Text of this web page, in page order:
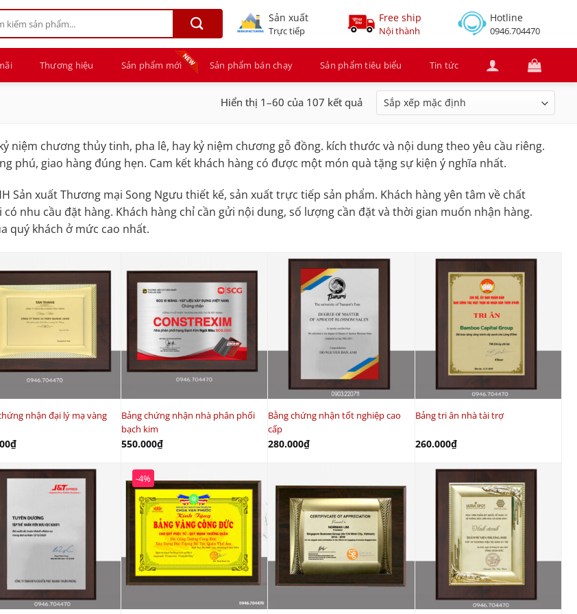
Sản xuất
Trực tiếp
Free ship
Nội thành
Hotline
0946.704470
Thương hiệu Sản phẩm mới Sản phẩm bán chạy Sản phẩm tiêu biểu Tin tức
Hiển thị 1–60 của 107 kết quả
niệm chương thủy tinh, pha lê, hay kỷ niệm chương gỗ đồng. kích thước và nội dung theo yêu cầu riêng.
phú, giao hàng đúng hẹn. Cam kết khách hàng có được một món quà tặng sự kiện ý nghĩa nhất.
Sản xuất Thương mại Song Ngưu thiết kế, sản xuất trực tiếp sản phẩm. Khách hàng yên tâm về chất
nhu cầu đặt hàng. Khách hàng chỉ cần gửi nội dung, số lượng cần đặt và thời gian muốn nhận hàng.
quý khách ở mức cao nhất.
nhận đại lý mạ vàng
₫
Bảng chứng nhận nhà phân phối
bạch kim
550.000₫
Bằng chứng nhận tốt nghiệp cao
cấp
280.000₫
Bảng tri ân nhà tài trợ
260.000₫
-4%